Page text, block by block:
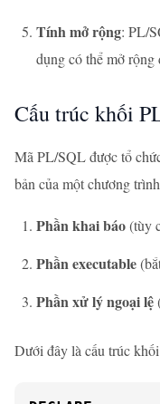
Tính mở rộng: PL/
dụng có thể mở
Cấu trúc khối
Mã PL/SQL được tổ
bản của một chương
Phần khai báo(tùy
Phần executable
Phần xử lý ngoại lệ
Dưới đây là cấu trúc